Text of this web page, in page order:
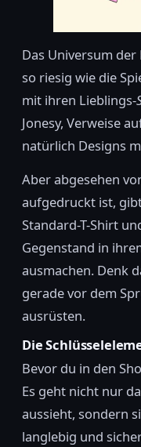
Das Universum
so riesig wie die
mit ihren Lieblings-
Jonesy, Verweise
natürlich Designs
Aber abgesehen
aufgedruckt ist,
Standard-T-Shirt
Gegenstand in
ausmachen. Denk
gerade vor dem
ausrüsten.
Die
Bevor du in den
Es geht nicht nur
aussieht, sondern
langlebig und